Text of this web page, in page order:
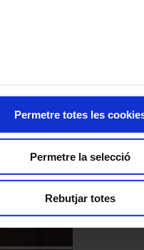
Permetre totes les
Permetre la selecció
Rebutjar totes